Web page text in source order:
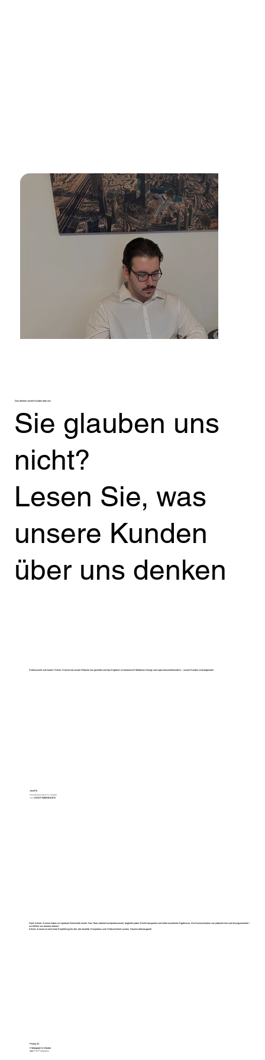
Das denken unsere Kunden über uns
Sie glauben uns
nicht?
Lesen Sie, was
unsere Kunden
über uns denken
Professionell und kreativ! Artistic Avenue hat unsere Website neu gestaltet und das Ergebnis ist fantastisch! Modernes Design und super benutzerfreundlich – unsere Kunden sind begeistert!
Josef B.
Immobilienmakler & Inhaber
vonJOSEF IMMOBILIEN
Dank Artistic Avenue haben wir spürbare Fortschritte erzielt. Das Team arbeitet hochprofessionell, begleitet jeden Schritt transparent und liefert exzellente Ergebnisse. Die Kommunikation war jederzeit klar und lösungsorientiert –
wir fühlten uns bestens betreut.
Artistic Avenue ist eine klare Empfehlung für alle, die Qualität, Kompetenz und Verlässlichkeit suchen. Absolut überzeugend!
Phillip W.
Videograph & Inhaber
von PW-Produktion